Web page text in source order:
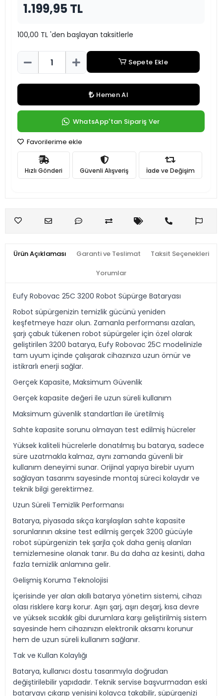
1.199,95 TL
100,00 TL 'den başlayan taksitlerle
Sepete Ekle
Hemen Al
WhatsApp'tan Sipariş Ver
Favorilerime ekle
Hızlı Gönderi Güvenli Alışveriş İade ve Değişim
Ürün Açıklaması Garanti ve Teslimat Taksit Seçenekleri
Yorumlar
Eufy Robovac 25C 3200 Robot Süpürge Bataryası
Robot süpürgenizin temizlik gücünü yeniden
keşfetmeye hazır olun. Zamanla performansı azalan,
şarjı çabuk tükenen robot süpürgeler için özel olarak
geliştirilen 3200 batarya, Eufy Robovac 25C modelinizle
tam uyum içinde çalışarak cihazınıza uzun ömür ve
istikrarlı enerji sağlar.
Gerçek Kapasite, Maksimum Güvenlik
Gerçek kapasite değeri ile uzun süreli kullanım
Maksimum güvenlik standartları ile üretilmiş
Sahte kapasite sorunu olmayan test edilmiş hücreler
Yüksek kaliteli hücrelerle donatılmış bu batarya, sadece
süre uzatmakla kalmaz, aynı zamanda güvenli bir
kullanım deneyimi sunar. Orijinal yapıya birebir uyum
sağlayan tasarımı sayesinde montaj süreci kolaydır ve
teknik bilgi gerektirmez.
Uzun Süreli Temizlik Performansı
Batarya, piyasada sıkça karşılaşılan sahte kapasite
sorunlarının aksine test edilmiş gerçek 3200 gücüyle
robot süpürgenizin tek şarjla çok daha geniş alanları
temizlemesine olanak tanır. Bu da daha az kesinti, daha
fazla temizlik anlamına gelir.
Gelişmiş Koruma Teknolojisi
İçerisinde yer alan akıllı batarya yönetim sistemi, cihazı
olası risklere karşı korur. Aşırı şarj, aşırı deşarj, kısa devre
ve yüksek sıcaklık gibi durumlara karşı geliştirilmiş sistem
sayesinde hem cihazınızın elektronik aksamı korunur
hem de uzun süreli kullanım sağlanır.
Tak ve Kullan Kolaylığı
Batarya, kullanıcı dostu tasarımıyla doğrudan
değiştirilebilir yapıdadır. Teknik servise başvurmadan eski
bataryayı çıkarıp yenisini kolayca takabilir, süpürgenizi